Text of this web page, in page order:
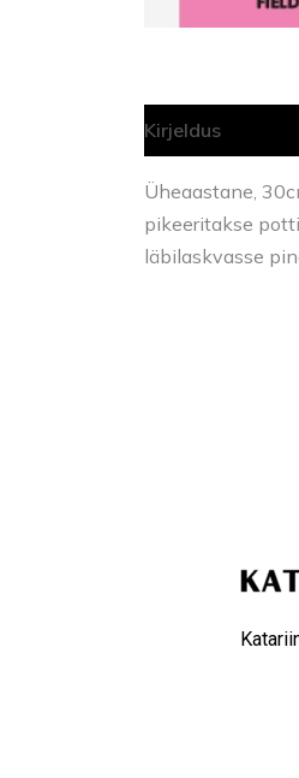
Kirjeldus
Üheaastane,
pikeeritakse
läbilaskvasse